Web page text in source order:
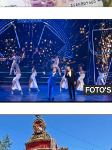
FOTO'S